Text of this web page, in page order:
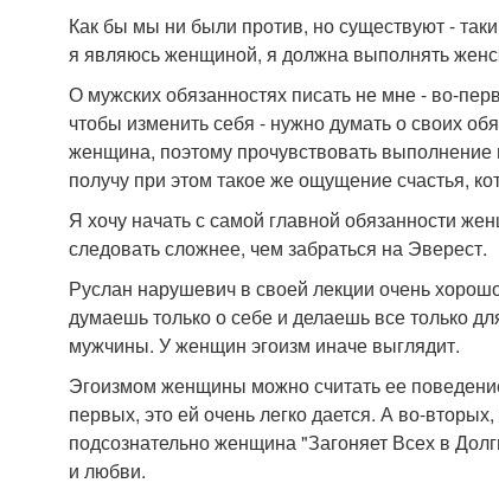
Как бы мы ни были против, но существуют -
я являюсь женщиной, я должна выполнять
О мужских обязанностях писать не мне - во-
чтобы изменить себя - нужно думать о своих
женщина, поэтому прочувствовать выполнение
получу при этом такое же ощущение счастья,
Я хочу начать с самой главной обязанности
следовать сложнее, чем забраться на Эверест.
Руслан нарушевич в своей лекции очень
думаешь только о себе и делаешь все только
мужчины. У женщин эгоизм иначе выглядит.
Эгоизмом женщины можно считать ее
первых, это ей очень легко дается. А во-
подсознательно женщина "Загоняет Всех в
и любви.